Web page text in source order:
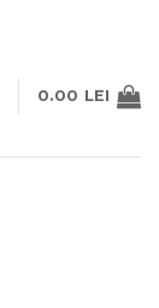
0.00 LEI